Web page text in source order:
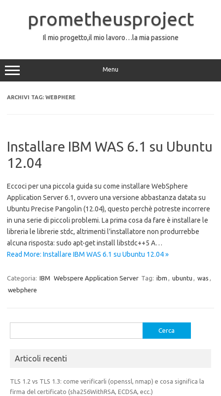
contenutoprometheusproject
Il mio progetto,il mio lavoro…la mia passione
Menu
ARCHIVI TAG: WEBPHERE
Installare IBM WAS 6.1 su Ubuntu
12.04
Eccoci per una piccola guida su come installare WebSphere
Application Server 6.1, ovvero una versione abbastanza datata su
Ubuntu Precise Pangolin (12.04), questo perchè potreste incorrere
in una serie di piccoli problemi. La prima cosa da fare è installare le
libreria le librerie stdc, altrimenti l’installatore non produrrebbe
alcuna risposta: sudo apt-get install libstdc++5 A…
Read More: Installare IBM WAS 6.1 su Ubuntu 12.04 »
Categoria: IBM Webspere Application Server Tag: ibm , ubuntu , was ,
webphere
per:
Articoli recenti
TLS 1.2 vs TLS 1.3: come verificarli (openssl, nmap) e cosa significa la
firma del certificato (sha256WithRSA, ECDSA, ecc.)